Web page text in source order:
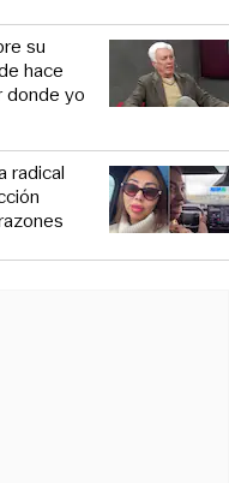
su
hace
donde yo
radical